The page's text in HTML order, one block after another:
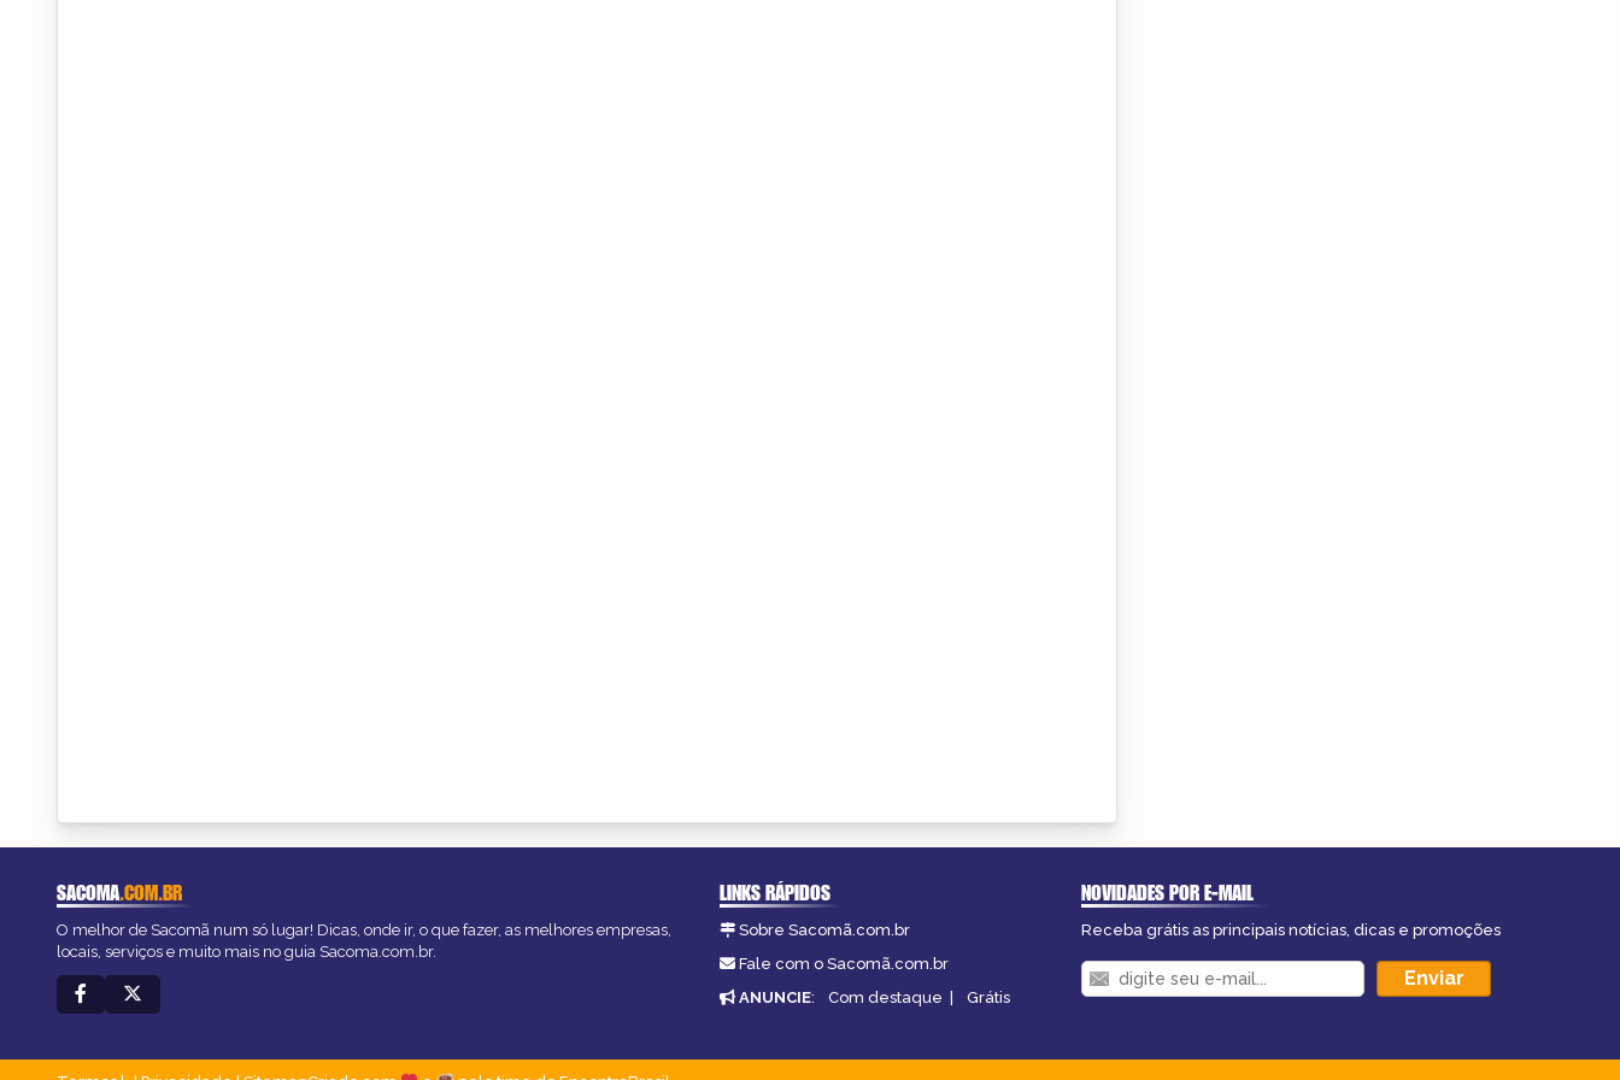
SACOMA.COM.BR
O melhor de Sacomã num só lugar! Dicas, onde ir, o que fazer, as melhores empresas,
locais, serviços e muito mais no guia Sacoma.com.br.
LINKS RÁPIDOS
Sobre Sacomã.com.br
Fale com o Sacomã.com.br
ANUNCIE: Com destaque | Grátis
NOVIDADES POR E-MAIL
Receba grátis as principais notícias, dicas e promoções